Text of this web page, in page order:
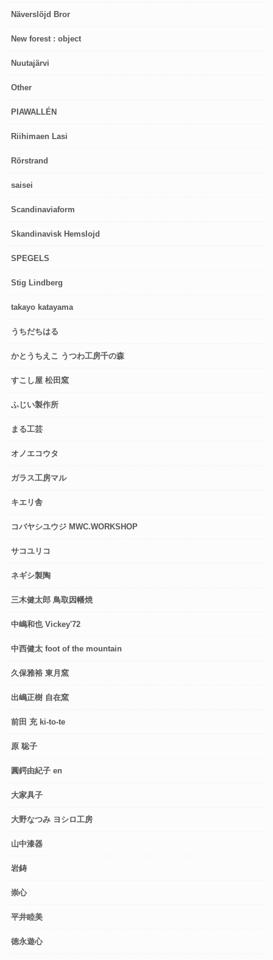
Näverslöjd Bror
New forest : object
Nuutajärvi
Other
PIAWALLÉN
Riihimaen Lasi
Rörstrand
saisei
Scandinaviaform
Skandinavisk Hemslojd
SPEGELS
Stig Lindberg
takayo katayama
うちだちはる
かとうちえこ うつわ工房千の森
すこし屋 松田窯
ふじい製作所
まる工芸
オノエコウタ
ガラス工房マル
キエリ舎
コバヤシユウジ MWC.WORKSHOP
サコユリコ
ネギシ製陶
三木健太郎 鳥取因幡焼
中嶋和也 Vickey'72
中西健太 foot of the mountain
久保雅裕 東月窯
出嶋正樹 自在窯
前田 充 ki-to-te
原 聡子
圓鍔由紀子 en
大家具子
大野なつみ ヨシロ工房
山中漆器
岩鋳
崇心
平井睦美
徳永遊心